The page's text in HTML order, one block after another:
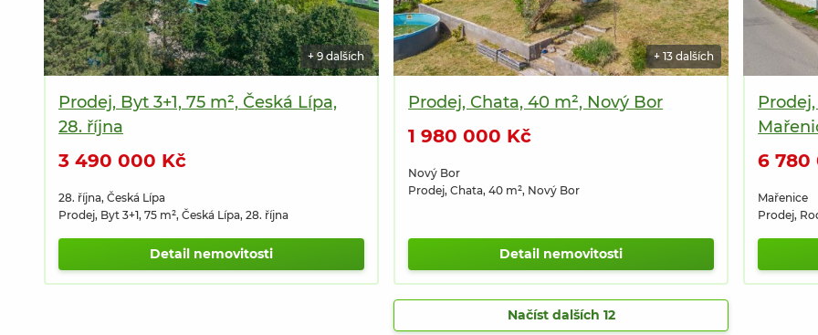
+ 9 dalších
Prodej, Byt 3+1, 75 m², Česká Lípa,
28. října
3 490 000 Kč
28. října, Česká Lípa
Prodej, Byt 3+1, 75 m², Česká Lípa, 28. října
Detail nemovitosti
+ 13 dalších
Prodej, Chata, 40 m², Nový Bor
1 980 000 Kč
Nový Bor
Prodej, Chata, 40 m², Nový Bor
Detail nemovitosti
6 780
Mařenice
Prodej,
Načíst dalších 12